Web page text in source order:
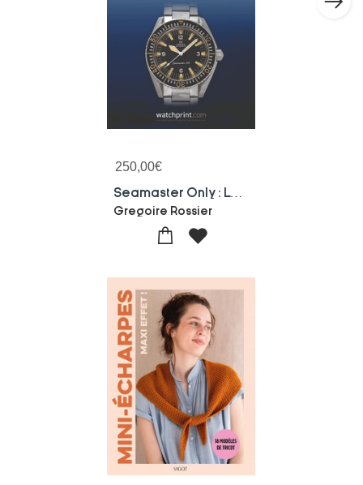
250,00€
Seamaster Only : La Montre De Plongee Omega
Gregoire Rossier